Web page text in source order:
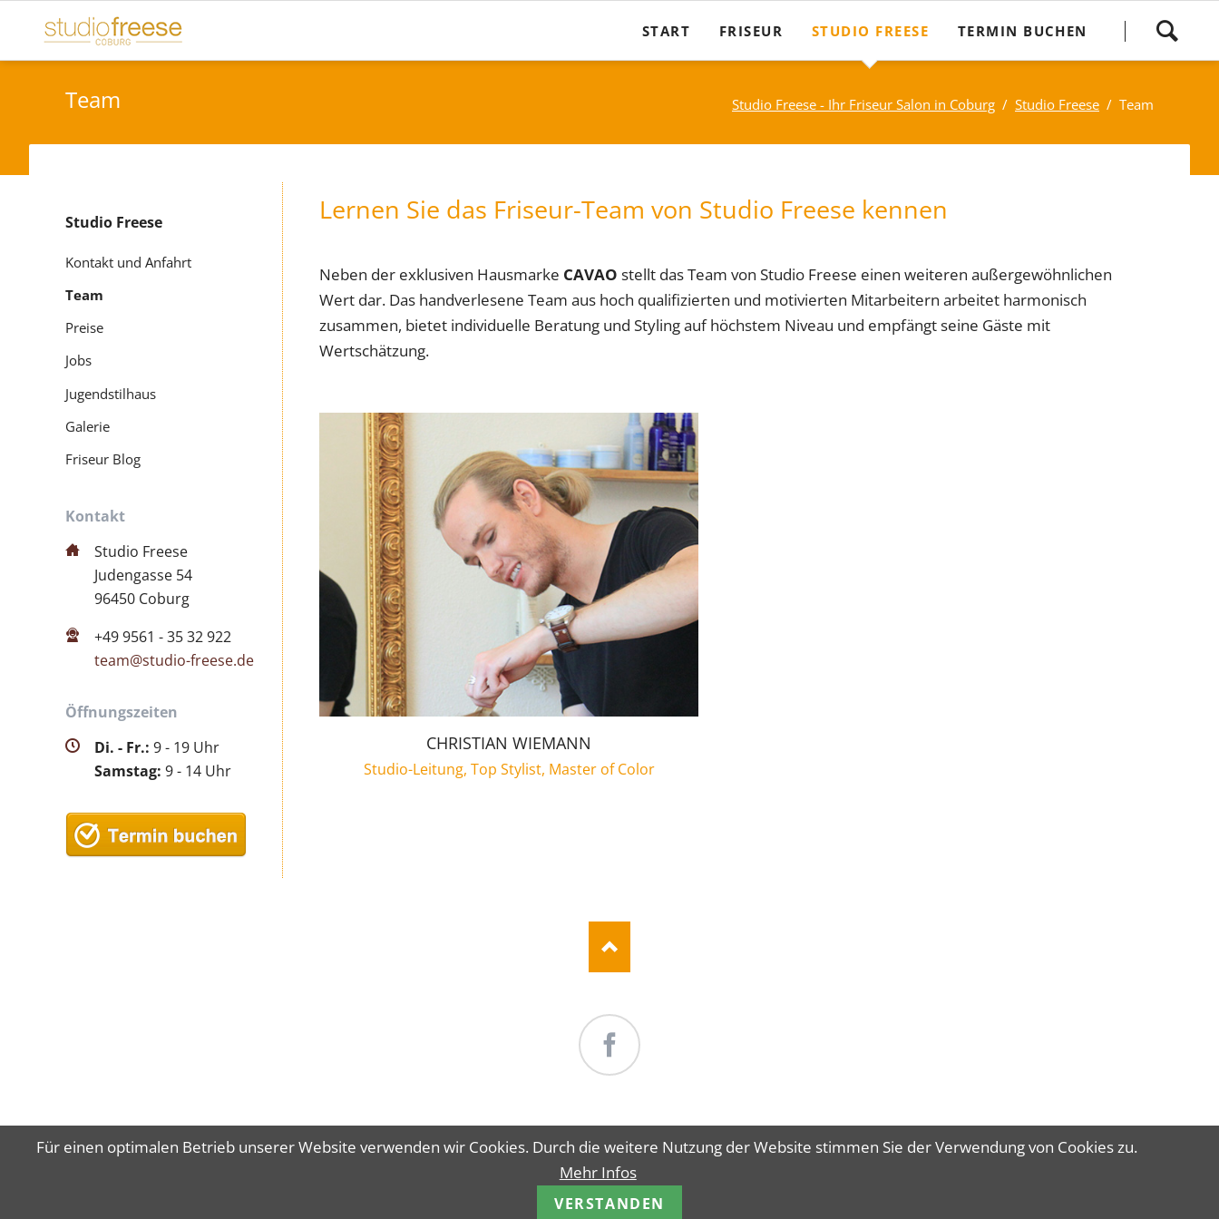
überspringen
START FRISEUR
Geschenkgutscheine
STUDIO FREESE
Jobs
Galerie
Friseur Blog
TERMIN BUCHEN
Team Studio Freese - Ihr Friseur Salon in Coburg Studio Freese Team
Lernen Sie das Friseur-Team von Studio Freese kennen
Neben der exklusiven Hausmarke CAVAO stellt das Team von Studio Freese einen weiteren außergewöhnlichen
Wert dar. Das handverlesene Team aus hoch qualifizierten und motivierten Mitarbeitern arbeitet harmonisch
zusammen, bietet individuelle Beratung und Styling auf höchstem Niveau und empfängt seine Gäste mit
Wertschätzung.
CHRISTIAN WIEMANN
Studio-Leitung, Top Stylist, Master of Color
Navigation
Studio Freese
Kontakt und Anfahrt
Team
Preise
Jobs
Jugendstilhaus
Galerie
Friseur Blog
Kontakt
Studio Freese
Judengasse 54
96450 Coburg
+49 9561 - 35 32 922
team@studio-freese.de
Öffnungszeiten
Di. - Fr.: 9 - 19 Uhr
Samstag: 9 - 14 Uhr
ÜBERSPRINGEN
START FRISEUR STUDIO FREESE TERMIN BUCHEN
Datenschutz|
Für einen optimalen Betrieb unserer Website verwenden wir Cookies. Durch die weitere Nutzung der Website stimmen Sie der Verwendung von Cookies zu.
Mehr Infos
VERSTANDEN